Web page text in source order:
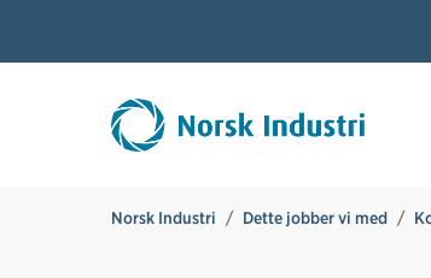
Norsk Industri Dette jobber vi med